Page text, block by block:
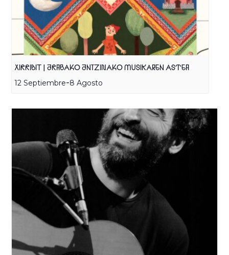
XIRRIBIT | ARABAKO ANTZINAKO MUSIKAREN ASTEA
12 Septiembre-8 Agosto